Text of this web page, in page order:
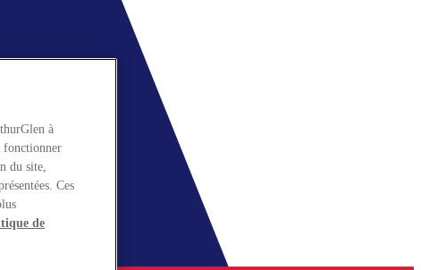
à
fonctionner
du site,
Ces
de